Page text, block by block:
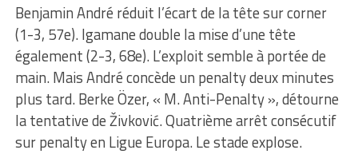
Benjamin André réduit l’écart de la tête sur corner
(1-3, 57e). Igamane double la mise d’une tête
également (2-3, 68e). L’exploit semble à portée de
main. Mais André concède un penalty deux minutes
plus tard. Berke Özer, « M. Anti-Penalty », détourne
la tentative de Živković. Quatrième arrêt consécutif
sur penalty en Ligue Europa. Le stade explose.